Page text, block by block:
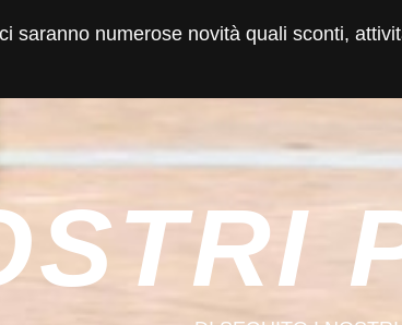
saranno numerose novità quali sconti,